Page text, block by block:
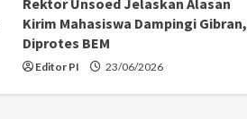
Rektor Unsoed Jelaskan Alasan
Kirim Mahasiswa Dampingi Gibran,
Diprotes BEM
Editor PI 23/06/2026